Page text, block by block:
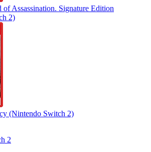
Assassination. Signature Edition
2)
(Nintendo Switch 2)
2